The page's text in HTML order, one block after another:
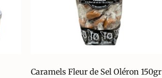
Caramels Fleur de Sel Oléron 150gr